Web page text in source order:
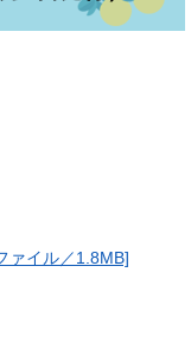
ァイル／1.8MB]